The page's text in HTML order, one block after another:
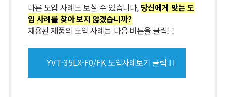
다른 도입 사례도 보실 수 있습니다, 당신에게 맞는 도
입 사례를 찾아 보지 않겠습니까?
채용된 제품의 도입 사례는 다음 버튼을 클릭! !
YVT-35LX-F0/FK 도입사례보기 클릭